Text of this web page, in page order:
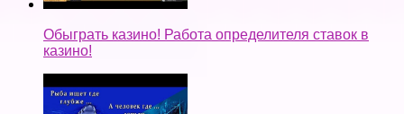
Обыграть казино! Работа определителя ставок в
казино!